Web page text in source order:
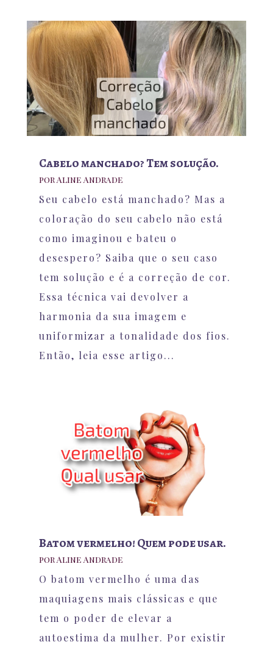
Cabelo manchado? Tem solução.
por Aline Andrade
Seu cabelo está manchado? Mas a
coloração do seu cabelo não está
como imaginou e bateu o
desespero? Saiba que o seu caso
tem solução e é a correção de cor.
Essa técnica vai devolver a
harmonia da sua imagem e
uniformizar a tonalidade dos fios.
Então, leia esse artigo...
Batom vermelho! Quem pode usar.
porAline Andrade
O batom vermelho é uma das
maquiagens mais clássicas e que
tem o poder de elevar a
autoestima da mulher. Por existir